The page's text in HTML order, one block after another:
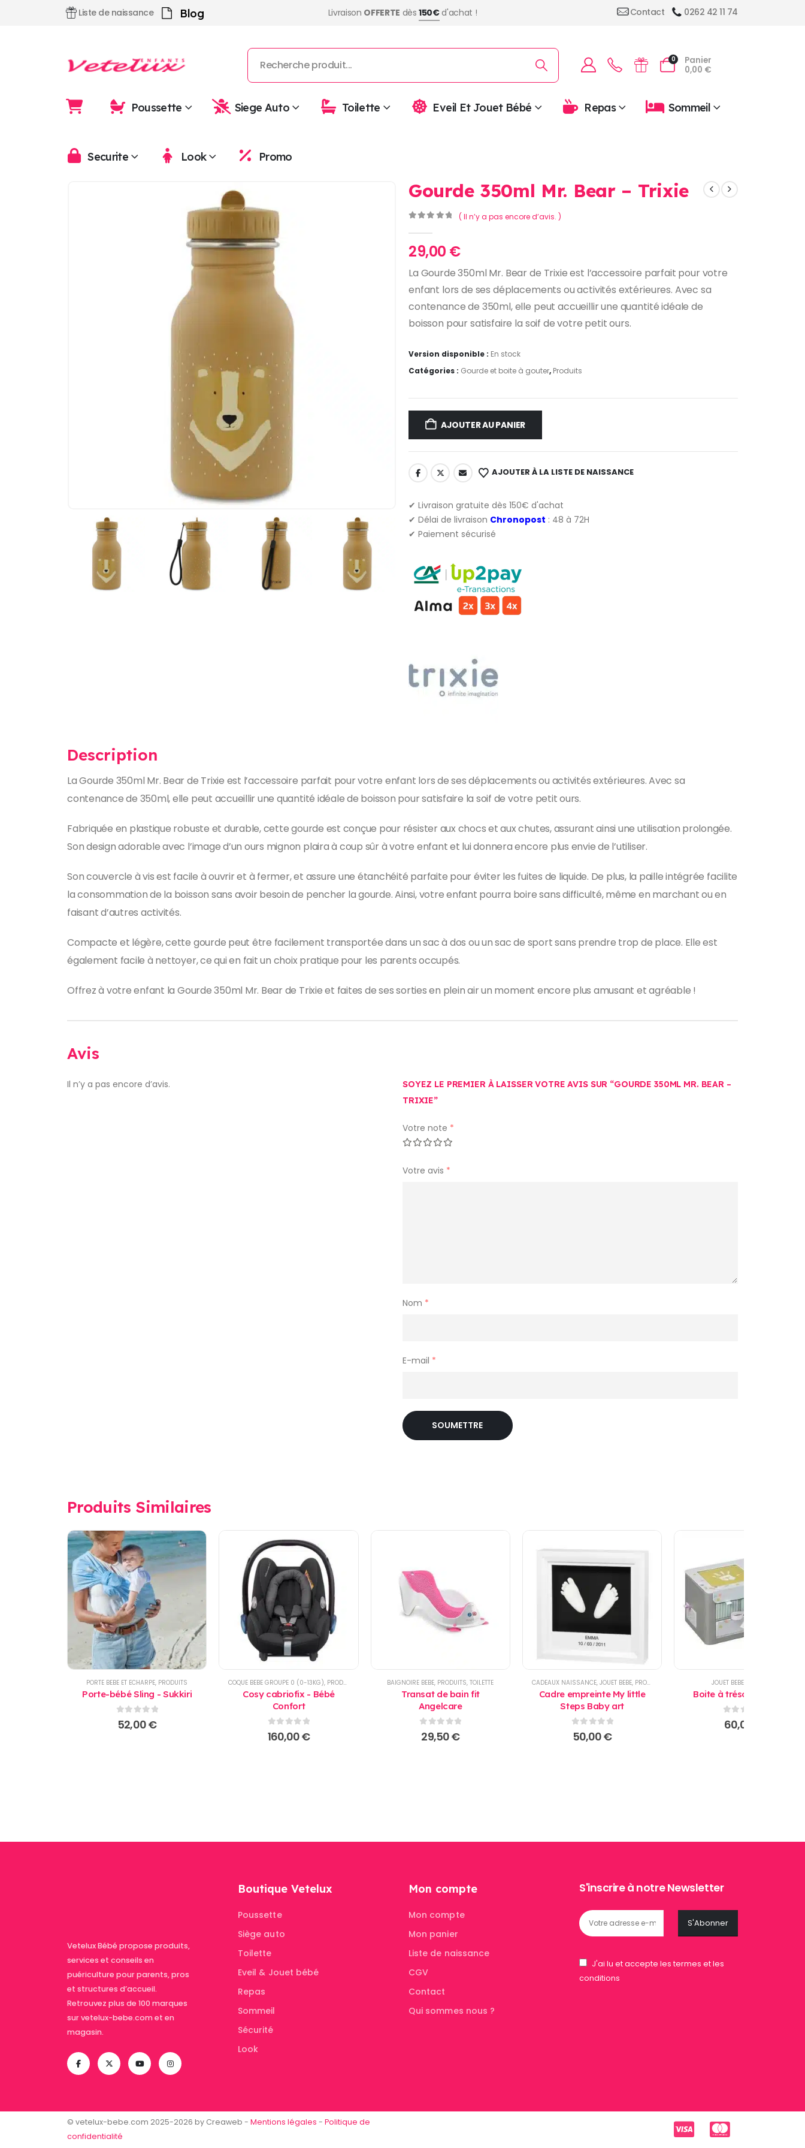
Liste de naissance Blog Livraison OFFERTE dès150€d'achat ! Contact 0262 42 11 74
0
Panier
0,00 €
Poussette Siege Auto Toilette Eveil Et Jouet Bébé Repas Sommeil
Securite Look Promo
Gourde 350ml Mr. Bear – Trixie
( Il n’y a pas encore d’avis. )
29,00 €
La Gourde 350ml Mr. Bear de Trixie est l’accessoire parfait pour votre
enfant lors de ses déplacements ou activités extérieures. Avec sa
contenance de 350ml, elle peut accueillir une quantité idéale de
boisson pour satisfaire la soif de votre petit ours.
Version disponible : En stock
Catégories : Gourde et boite à gouter, Produits
AJOUTER AU PANIER
AJOUTER À LA LISTE DE NAISSANCE
✔ Livraison gratuite dès 150€ d'achat
✔ Délai de livraison Chronopost : 48 à 72H
✔ Paiement sécurisé
Description
La Gourde 350ml Mr. Bear de Trixie est l’accessoire parfait pour votre enfant lors de ses déplacements ou activités extérieures. Avec sa
contenance de 350ml, elle peut accueillir une quantité idéale de boisson pour satisfaire la soif de votre petit ours.
Fabriquée en plastique robuste et durable, cette gourde est conçue pour résister aux chocs et aux chutes, assurant ainsi une utilisation prolongée.
Son design adorable avec l’image d’un ours mignon plaira à coup sûr à votre enfant et lui donnera encore plus envie de l’utiliser.
Son couvercle à vis est facile à ouvrir et à fermer, et assure une étanchéité parfaite pour éviter les fuites de liquide. De plus, la paille intégrée facilite
la consommation de la boisson sans avoir besoin de pencher la gourde. Ainsi, votre enfant pourra boire sans difficulté, même en marchant ou en
faisant d’autres activités.
Compacte et légère, cette gourde peut être facilement transportée dans un sac à dos ou un sac de sport sans prendre trop de place. Elle est
également facile à nettoyer, ce qui en fait un choix pratique pour les parents occupés.
Offrez à votre enfant la Gourde 350ml Mr. Bear de Trixie et faites de ses sorties en plein air un moment encore plus amusant et agréable !
Avis
Il n’y a pas encore d’avis.
SOYEZ LE PREMIER À LAISSER VOTRE AVIS SUR “GOURDE 350ML MR. BEAR –
TRIXIE”
Votre note *
Votre avis *
Nom *
E-mail *
Produits Similaires
PORTE BEBE ET ECHARPE, PRODUITS
Porte-bébé Sling - Sukkiri
0sur 5
52,00€
COQUE BEBE GROUPE 0 (0-13KG), PRODUITS
Cosy cabriofix - Bébé
Confort
0sur 5
160,00€
BAIGNOIRE BEBE, PRODUITS,TOILETTE
Transat de bain fit
Angelcare
0sur 5
29,50€
CADEAUX NAISSANCE, JOUET BEBE, PRODUITS
Cadre empreinte My little
Steps Baby art
0sur 5
50,00€
JOUET BEBE,
Boite à trésors Baby Art
0sur 5
60,00
Vetelux Bébé propose produits,
services et conseils en
puériculture pour parents, pros
et structures d’accueil.
Retrouvez plus de 100 marques
sur vetelux-bebe.com et en
magasin.
Boutique Vetelux
Poussette
Siège auto
Toilette
Eveil & Jouet bébé
Repas
Sommeil
Sécurité
Look
Mon compte
Mon compte
Mon panier
Liste de naissance
CGV
Contact
Qui sommes nous ?
S'inscrire à notre Newsletter
J'ai lu et accepte les termes et les
conditions
© vetelux-bebe.com 2025-2026 by Creaweb - Mentions légales - Politique de
confidentialité